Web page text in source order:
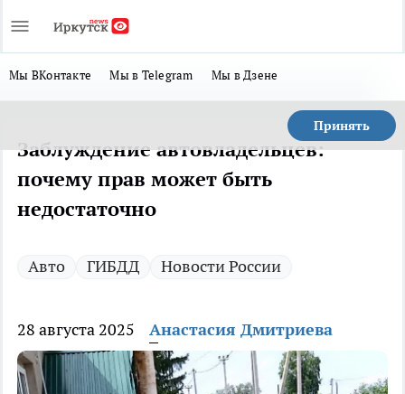
Мы ВКонтакте Мы в Telegram Мы в Дзене
Принять
Заблуждение автовладельцев:
почему прав может быть
недостаточно
Авто ГИБДД Новости России
28 августа 2025 Анастасия Дмитриева